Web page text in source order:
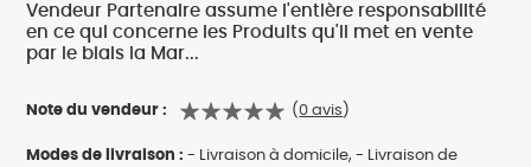
Vendeur Partenaire assume l'entière responsabilité
en ce qui concerne les Produits qu'il met en vente
par le biais la Mar...
Note du vendeur : (0 avis )
Modes de livraison : - Livraison à domicile, - Livraison de